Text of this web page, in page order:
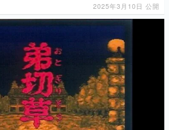
2025年3月10日 公開